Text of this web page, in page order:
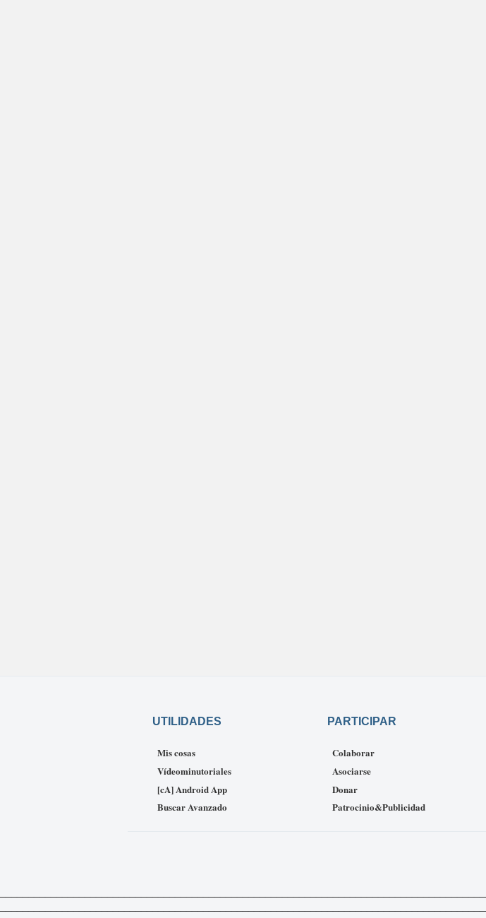
UTILIDADES
Mis cosas
Vídeominutoriales
[cA] Android App
Buscar Avanzado
PARTICIPAR
Colaborar
Asociarse
Donar
Patrocinio&Publicidad